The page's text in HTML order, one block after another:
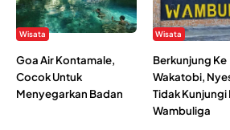
Wisata
Goa Air Kontamale,
Cocok Untuk
Menyegarkan Badan
Wisata
Berkunjung Ke
Wakatobi,
Tidak Kunjungi
Wambuliga